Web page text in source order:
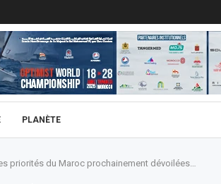
PLANÈTE
priorités du Maroc prochainement dévoilées…